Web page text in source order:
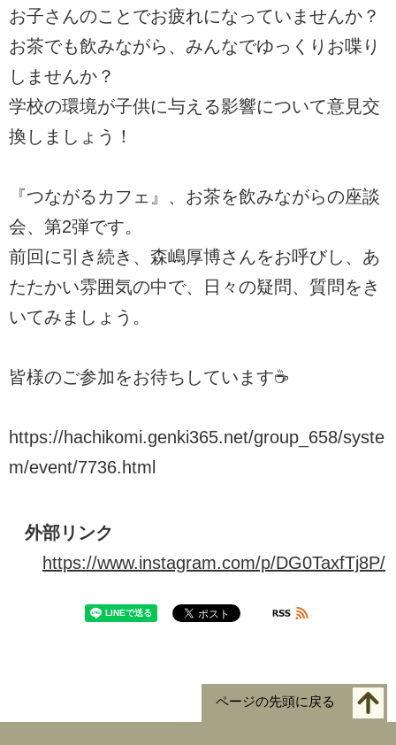
お子さんのことでお疲れになっていませんか？
お茶でも飲みながら、みんなでゆっくりお喋り
しませんか？
学校の環境が子供に与える影響について意見交
換しましょう！
『つながるカフェ』、お茶を飲みながらの座談
会、第2弾です。
前回に引き続き、森嶋厚博さんをお呼びし、あ
たたかい雰囲気の中で、日々の疑問、質問をき
いてみましょう。
皆様のご参加をお待ちしています☕
https://hachikomi.genki365.net/group_658/syste
m/event/7736.html
外部リンク
https://www.instagram.com/p/DG0TaxfTj8P/
ページの先頭に戻る